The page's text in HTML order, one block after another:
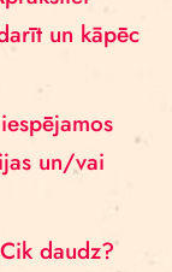
un kāpēc
un/vai
daudz?